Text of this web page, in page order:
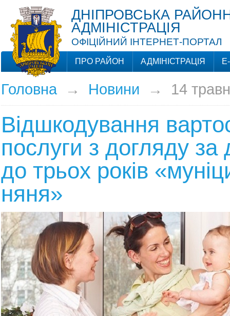
ДНІПРОВСЬКА
АДМІНІСТРАЦІЯ
ОФІЦІЙНИЙ ІНТЕРНЕТ-ПОРТАЛ
ПРО РАЙОН АДМІНІСТРАЦІЯ
Головна→ Новини → 14
Відшкодування
послуги з догляду
до трьох років
няня»